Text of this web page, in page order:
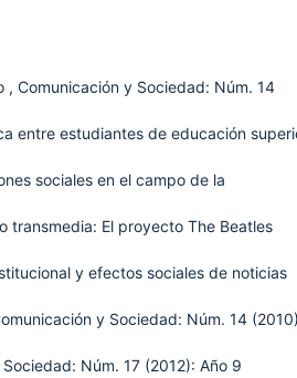
, Comunicación y Sociedad: Núm. 14
entre estudiantes de educación
sociales en el campo de la
transmedia: El proyecto The Beatles
y efectos sociales de noticias
y Sociedad: Núm. 14
Núm. 17 (2012): Año 9